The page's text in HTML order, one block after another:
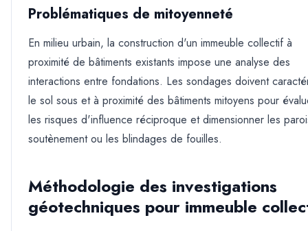
Problématiques de mitoyenneté
En milieu urbain, la construction d'un immeuble collectif à
proximité de bâtiments existants impose une analyse des
interactions entre fondations. Les sondages doivent
le sol sous et à proximité des bâtiments mitoyens pour
les risques d'influence réciproque et dimensionner les
soutènement ou les blindages de fouilles.
Méthodologie des investigations
géotechniques pour immeuble